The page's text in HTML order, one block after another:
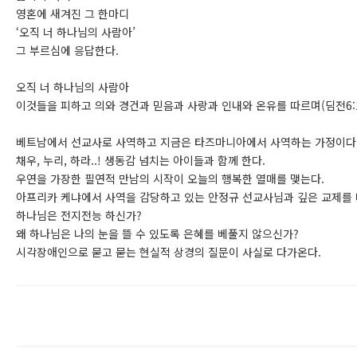
영혼에 새겨진 그 한마디
‘오직 너 하나님의 사람아’
그 부르심에 응답한다.
오직 너 하나님의 사람아
이것들을 피하고 의와 경건과 믿음과 사랑과 인내와 온유를 따르며(딤전
베트남에서 선교사로 사역하고 지금은 타즈마니아에서 사역하는 가정이
채우, 누리, 하라..! 생동감 넘치는 아이들과 함께 한다.
우연을 가장한 필연적 만남의 시작이 오늘의 행복한 열매를 맺는다.
아프리카 케냐에서 사역을 감당하고 있는 안정규 선교사님과 깊은 교제를
하나님은 전지전능 하신가?
왜 하나님은 나의 눈을 뜰 수 있도록 은혜를 베풀지 않으신가?
시각장애인으로 묻고 묻는 현실적 상경의 질문이 사실로 다가온다.